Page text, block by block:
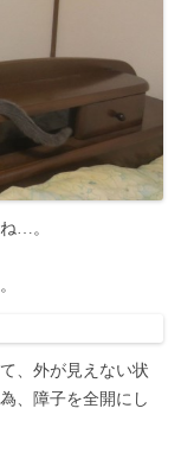
…。
、外が見えない状
、障子を全開にし